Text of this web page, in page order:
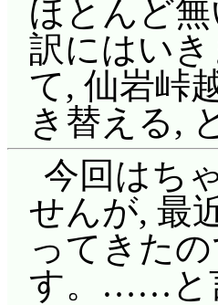
ほとんど
訳にはい
て, 仙岩峠
き替える,
今回はち
せんが, 最
ってきた
す。……と